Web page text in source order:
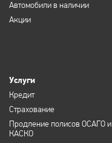
Автомобили в наличии
Акции
Услуги
Кредит
Страхование
Продление полисов ОСАГО и
КАСКО